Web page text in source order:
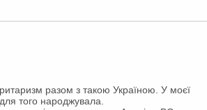
разом з такою Україною. У моєї
того народжувала.